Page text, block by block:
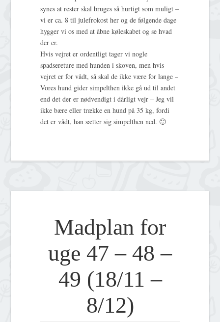
synes at rester skal bruges så hurtigt som muligt –
vi er ca. 8 til julefrokost her og de følgende dage
hygger vi os med at åbne køleskabet og se hvad
der er.
Hvis vejret er ordentligt tager vi nogle
spadsereture med hunden i skoven, men hvis
vejret er for vådt, så skal de ikke være for lange –
Vores hund gider simpelthen ikke gå ud til andet
end det der er nødvendigt i dårligt vejr – Jeg vil
ikke bære eller trække en hund på 35 kg, fordi
det er vådt, han sætter sig simpelthen ned. 🙂
Madplan for
uge 47 – 48 –
49 (18/11 –
8/12)